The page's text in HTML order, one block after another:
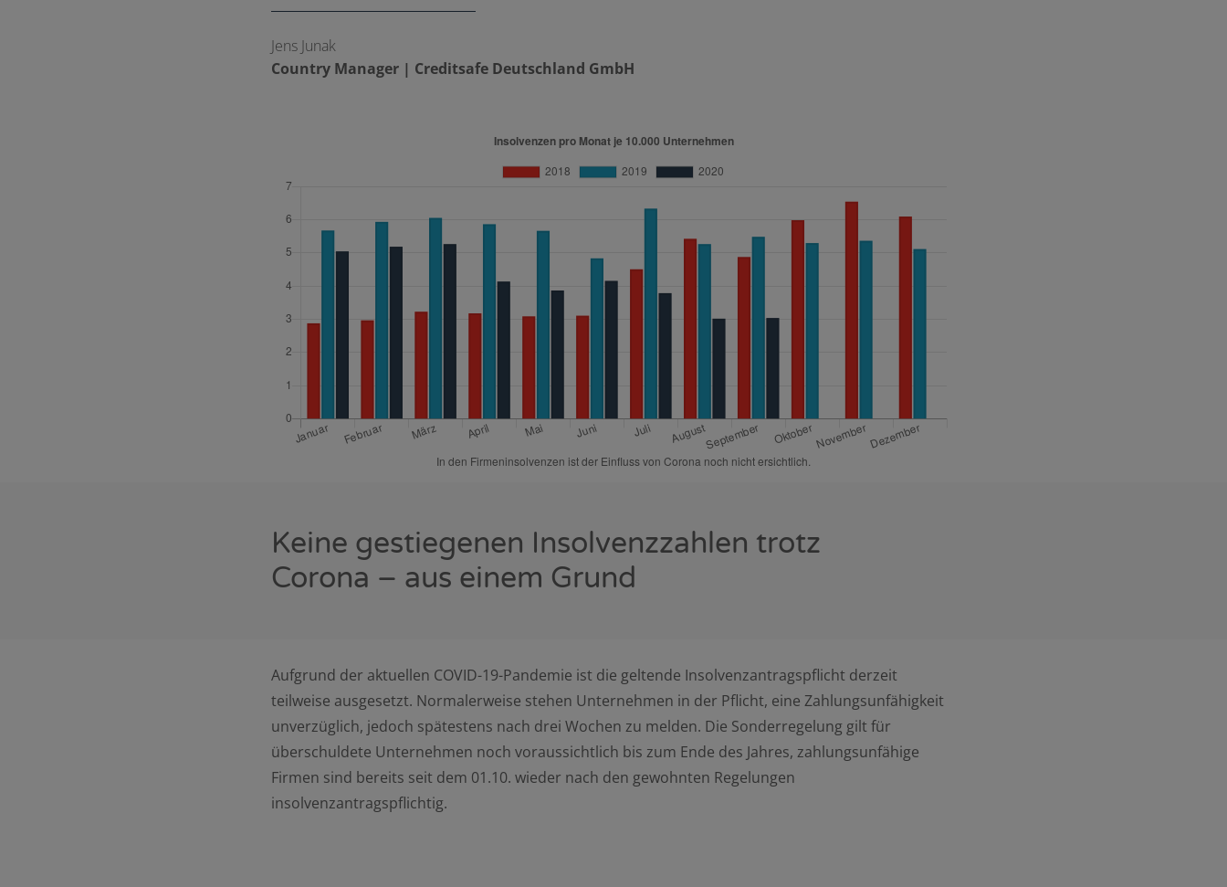
Jens Junak
Country Manager | Creditsafe Deutschland GmbH
Keine gestiegenen Insolvenzzahlen trotz
Corona – aus einem Grund
Aufgrund der aktuellen COVID-19-Pandemie ist die geltende Insolvenzantragspflicht derzeit
teilweise ausgesetzt. Normalerweise stehen Unternehmen in der Pflicht, eine Zahlungsunfähigkeit
unverzüglich, jedoch spätestens nach drei Wochen zu melden. Die Sonderregelung gilt für
überschuldete Unternehmen noch voraussichtlich bis zum Ende des Jahres, zahlungsunfähige
Firmen sind bereits seit dem 01.10. wieder nach den gewohnten Regelungen
insolvenzantragspflichtig.